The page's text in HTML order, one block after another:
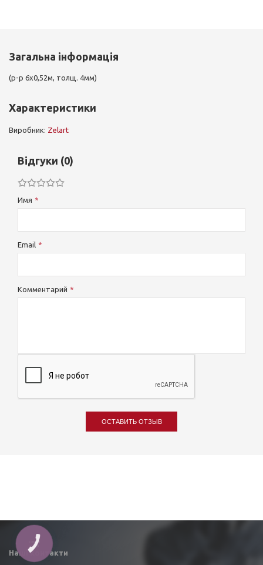
Загальна інформація
(р-р 6x0,52м, толщ. 4мм)
Характеристики
Виробник: Zelart
Відгуки (0)
Имя
Email
Комментарий
ОСТАВИТЬ ОТЗЫВ
Наші контакти
КНОПКА
ЗВ'ЯЗКУ